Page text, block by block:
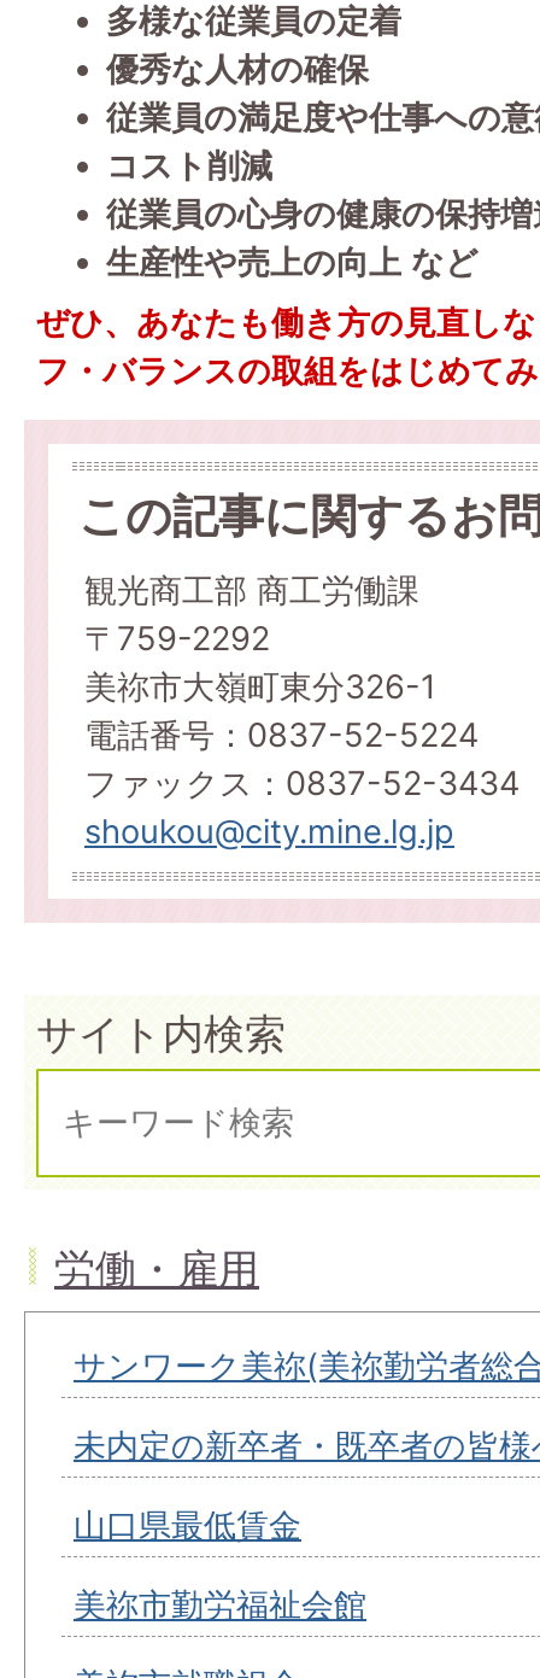
多様な従業員の定着
優秀な人材の確保
従業員の満足度や仕事への
コスト削減
従業員の心身の健康の保持
生産性や売上の向上 など
ぜひ、あなたも働き方の見直し
フ・バランスの取組をはじめて
この記事に関するお
観光商工部 商工労働課
〒759-2292
美祢市大嶺町東分326-1
電話番号：0837-52-5224
ファックス：0837-52-3434
shoukou@city.mine.lg.jp
サイト内検索
労働・雇用
サンワーク美祢(美祢勤労者総
未内定の新卒者・既卒者の皆
山口県最低賃金
美祢市勤労福祉会館